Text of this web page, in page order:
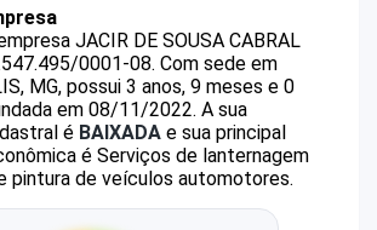
JACIR DE SOUSA CABRAL
0001-08. Com sede em
MG, possui 3 anos, 9 meses e 0
em 08/11/2022. A sua
é BAIXADA e sua principal
é Serviços de lanternagem
pintura de veículos automotores.